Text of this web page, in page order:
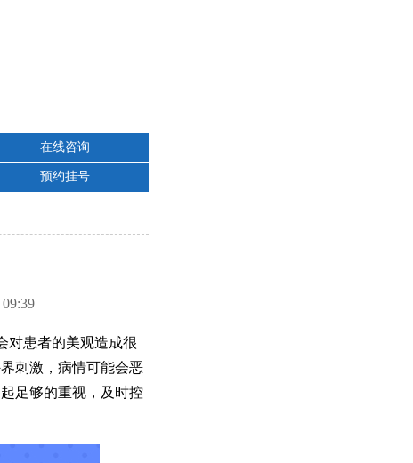
在线咨询
预约挂号
对患者的美观造成很
刺激，病情可能会恶
足够的重视，及时控